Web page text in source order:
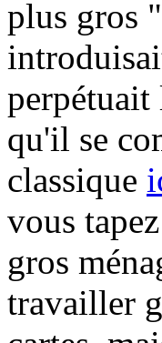
plus gros
perpétuait
qu'il se
classique
vous tapez
gros
travailler